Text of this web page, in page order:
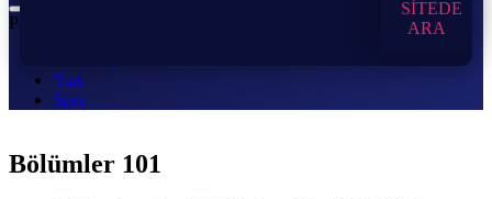
SİTEDE
ARA
Popüler:
Yurt
Spor
Bölümler 101